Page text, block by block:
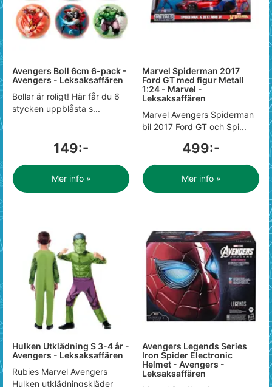
Avengers Boll 6cm 6-pack -
Avengers - Leksaksaffären
Bollar är roligt! Här får du 6
stycken uppblåsta s...
149:-
Mer info »
Marvel Spiderman 2017
Ford GT med figur Metall
1:24 - Marvel -
Leksaksaffären
Marvel Avengers Spiderman
bil 2017 Ford GT och Spi...
499:-
Mer info »
Hulken Utklädning S 3-4 år -
Avengers - Leksaksaffären
Rubies Marvel Avengers
Hulken utklädningskläder
Avengers Legends Series
Iron Spider Electronic
Helmet - Avengers -
Leksaksaffären